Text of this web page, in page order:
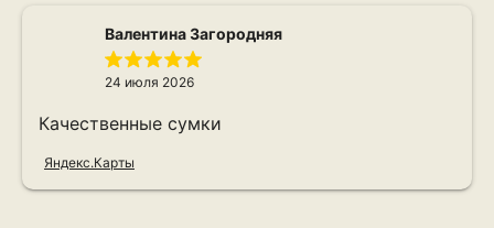
Валентина Загородняя
24 июля 2026
Качественные сумки
Яндекс.Карты